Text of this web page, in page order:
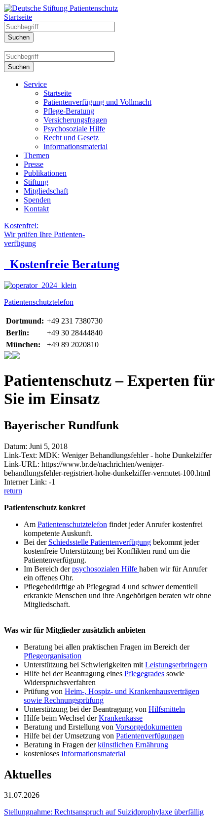
Startseite
Service
Startseite
Patientenverfügung und Vollmacht
Pflege-Beratung
Versicherungsfragen
Psychosoziale Hilfe
Recht und Gesetz
Informationsmaterial
Themen
Presse
Publikationen
Stiftung
Mitgliedschaft
Spenden
Kontakt
Kostenfrei:
Wir prüfen Ihre Patienten-
verfügung
Kostenfreie Beratung
Patientenschutztelefon
Dortmund: +49 231 7380730
Berlin:
+49 30 28444840
München:
+49 89 2020810
Patientenschutz – Experten für
Sie im Einsatz
Bayerischer Rundfunk
Datum: Juni 5, 2018
Link-Text: MDK: Weniger Behandlungsfehler - hohe Dunkelziffer
Link-URL: https://www.br.de/nachrichten/weniger-
behandlungsfehler-registriert-hohe-dunkelziffer-vermutet-100.html
Interner Link: -1
return
Patientenschutz konkret
Am Patientenschutztelefon findet jeder Anrufer kostenfrei
kompetente Auskunft.
Bei der Schiedsstelle Patientenverfügung bekommt jeder
kostenfreie Unterstützung bei Konflikten rund um die
Patientenverfügung.
Im Bereich derpsychosozialen Hilfe haben wir für Anrufer
ein offenes Ohr.
Pflegebedürftige ab Pflegegrad 4 und schwer dementiell
erkrankte Menschen und ihre Angehörigen beraten wir ohne
Mitgliedschaft.
Was wir für Mitglieder zusätzlich anbieten
Beratung bei allen praktischen Fragen im Bereich der
Pflegeorganisation
Unterstützung bei Schwierigkeiten mit Leistungserbringern
Hilfe bei der Beantragung eines Pflegegrades sowie
Widerspruchsverfahren
Prüfung von Heim-, Hospiz- und Krankenhausverträgen
sowie Rechnungsprüfung
Unterstützung bei der Beantragung von Hilfsmitteln
Hilfe beim Wechsel derKrankenkasse
Beratung und Erstellung von Vorsorgedokumenten
Hilfe bei der Umsetzung von Patientenverfügungen
Beratung in Fragen derkünstlichen Ernährung
kostenloses Informationsmaterial
Aktuelles
31.07.2026
Stellungnahme: Rechtsanspruch auf Suizidprophylaxe überfällig